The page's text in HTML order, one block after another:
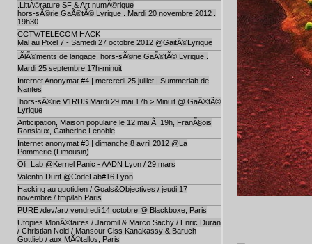
.LittÃ©rature SF & Art numÃ©rique
hors-sÃ©rie GaÃ®tÃ© Lyrique . Mardi 20 novembre 2012 .
19h30
CCTV/TELECOM HACK
Mal au Pixel 7 - Samedi 27 octobre 2012 @GaitÃ©Lyrique
.ÃlÃ©ments de langage. hors-sÃ©rie GaÃ®tÃ© Lyrique .
Mardi 25 septembre 17h-minuit
Internet Anonymat #4 | mercredi 25 juillet | Summerlab de
Nantes
.hors-sÃ©rie V1RUS Mardi 29 mai 17h > Minuit @ GaÃ®tÃ©
Lyrique
Anticipation, Maison populaire le 12 mai Ã 19h, FranÃ§ois
Ronsiaux, Catherine Lenoble
Internet anonymat #3 | dimanche 8 avril 2012 @La
Pommerie (Limousin)
Oli_Lab @Kernel Panic - AADN Lyon / 29 mars
Valentin Durif @CodeLab#16 Lyon
Hacking au quotidien / Goals&Objectives / jeudi 17
novembre / tmp/lab Paris
PURE /dev/art/ vendredi 14 octobre @ Blackboxe, Paris
Utopies MonÃ©taires / Jaromil & Marco Sachy / Enric Duran
/ Christian Nold / Mansour Ciss Kanakassy & Baruch
Gottlieb / aux MÃ©tallos, Paris